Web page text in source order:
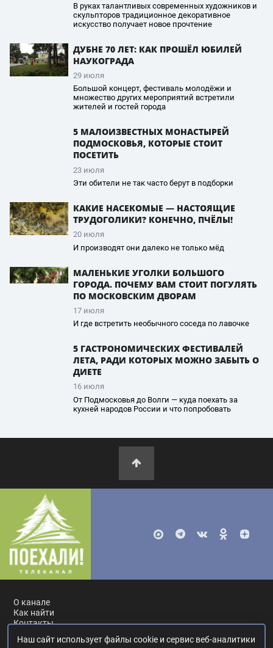
В руках талантливых современных художников и
скульпторов традиционное декоративное
искусство получает новое прочтение
ДУБНЕ 70 ЛЕТ: КАК ПРОШЁЛ ЮБИЛЕЙ
НАУКОГРАДА
29 июля
Большой концерт, фестиваль молодёжи и
множество других мероприятий встретили
жителей и гостей города
5 МАЛОИЗВЕСТНЫХ МОНАСТЫРЕЙ
ПОДМОСКОВЬЯ, КОТОРЫЕ СТОИТ
ПОСЕТИТЬ
23 июля
Эти обители не так часто берут в подборки
КАКИЕ НАСЕКОМЫЕ — НАСТОЯЩИЕ
ТРУДОГОЛИКИ? КОНЕЧНО, ПЧЁЛЫ!
20 июля
И производят они далеко не только мёд
МАЛЕНЬКИЕ УГОЛКИ БОЛЬШОГО
ГОРОДА. ПОЧЕМУ ВАМ СТОИТ ПОГУЛЯТЬ
ПО МОСКОВСКИМ ДВОРАМ
17 июля
И где встретить необычного соседа по лавочке
5 ГАСТРОНОМИЧЕСКИХ ФЕСТИВАЛЕЙ
ЛЕТА, РАДИ КОТОРЫХ МОЖНО ЗАБЫТЬ О
ДИЕТЕ
16 июля
От Подмосковья до Волги — куда поехать за
кухней народов России и что попробовать
О канале
Как найти
Контакты
Наш сайт использует файлы cookie и сервис веб-аналитики